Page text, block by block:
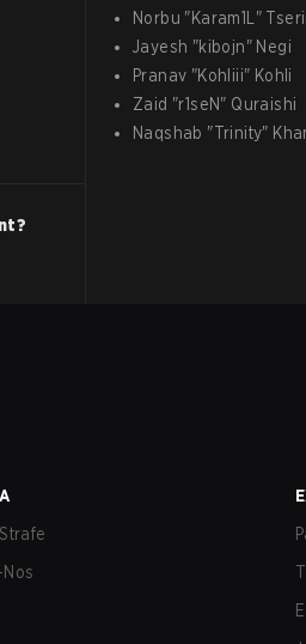
Norbu "Karam1L "
Jayesh "kibojn" Negi
Pranav "Kohliii" Kohli
Zaid "r1seN" Quraishi
Naqshab "Trinity"
?